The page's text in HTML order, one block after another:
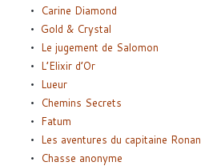
Carine Diamond
Gold & Crystal
Le jugement de Salomon
L’Elixir d’Or
Lueur
Chemins Secrets
Fatum
Les aventures du capitaine Ronan
Chasse anonyme